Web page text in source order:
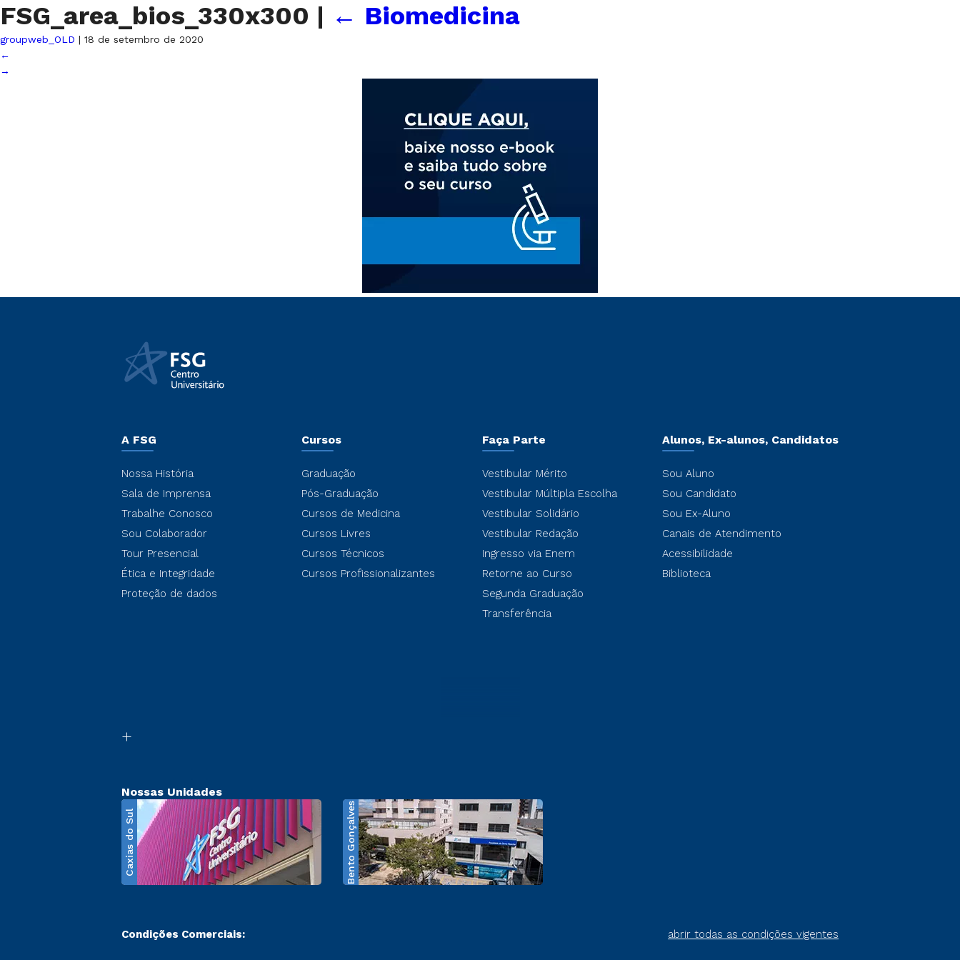
FSG_area_bios_330x300 | ← Biomedicina
groupweb_OLD | 18 de setembro de 2020
←
→
A FSG
Nossa História
Sala de Imprensa
Trabalhe Conosco
Sou Colaborador
Tour Presencial
Ética e Integridade
Proteção de dados
Cursos
Graduação
Pós-Graduação
Cursos de Medicina
Cursos Livres
Cursos Técnicos
Cursos Profissionalizantes
Faça Parte
Vestibular Mérito
Vestibular Múltipla Escolha
Vestibular Solidário
Vestibular Redação
Ingresso via Enem
Retorne ao Curso
Segunda Graduação
Transferência
Alunos, Ex-alunos, Candidatos
Sou Aluno
Sou Candidato
Sou Ex-Aluno
Canais de Atendimento
Acessibilidade
Biblioteca
Nossas Unidades
Caxias do Sul Bento Gonçalves
Condições Comerciais: abrir todas as condições vigentes